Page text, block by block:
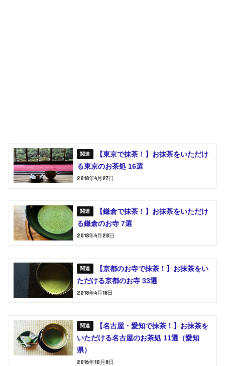
【東京で抹茶！】お抹茶をいただけ
る東京のお茶処 16選
2018年4月27日
【鎌倉で抹茶！】お抹茶をいただけ
る鎌倉のお寺 7選
2018年4月28日
【京都のお寺で抹茶！】お抹茶をい
ただける京都のお寺 33選
2018年4月18日
【名古屋・愛知で抹茶！】お抹茶を
いただける名古屋のお茶処 11選（愛知
県）
2016年10月8日